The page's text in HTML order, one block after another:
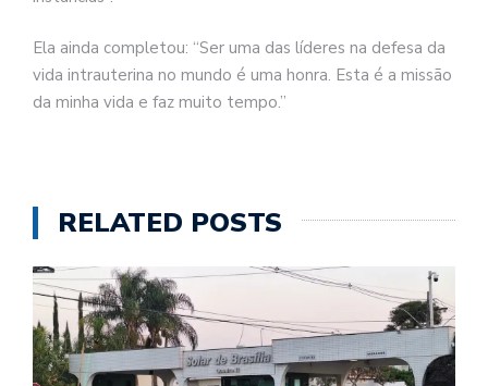
Ela ainda completou: “Ser uma das líderes na defesa da
vida intrauterina no mundo é uma honra. Esta é a missão
da minha vida e faz muito tempo.”
RELATED POSTS